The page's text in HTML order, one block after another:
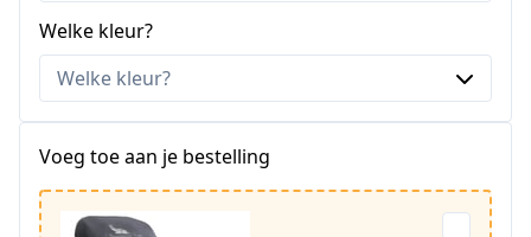
+1
Welke kleur?
Voeg toe aan je bestelling